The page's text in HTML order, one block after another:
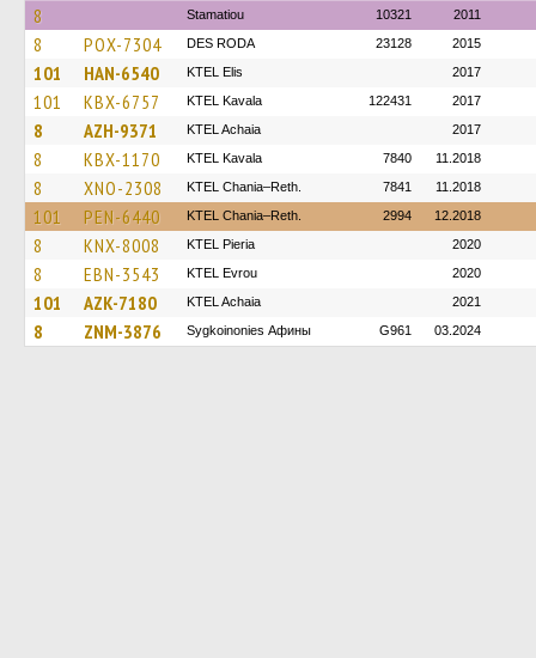
8 Stamatiou 10321 2011
8 POX-7304 DES RODA 23128 2015
101 HAN-6540 KTEL Elis 2017
101 KBX-6757 KTEL Kavala 122431 2017
8 AZH-9371 KTEL Achaia 2017
8 KBX-1170 KTEL Kavala 7840 11.2018
8 XNO-2308 KTEL Chania–Reth. 7841 11.2018
101 PEN-6440 KTEL Chania–Reth. 2994 12.2018
8 KNX-8008 KTEL Pieria 2020
8 EBN-3543 KTEL Evrou 2020
101 AZK-7180 KTEL Achaia 2021
8 ZNM-3876 Sygkoinonies Афины G961 03.2024